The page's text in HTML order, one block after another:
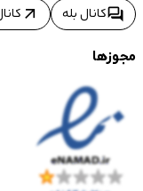
forumکانال بله arrow_outward
مجوزها